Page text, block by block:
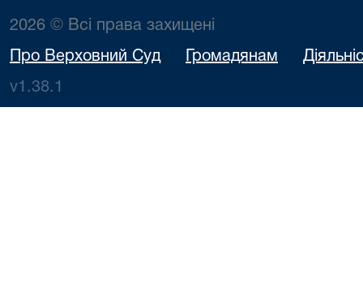
2026 © Всі права захищені
Про Верховний Суд Громадянам
v1.38.1